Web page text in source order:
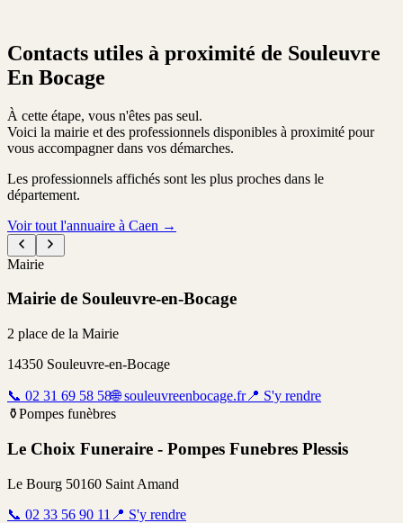
Contacts utiles à proximité de Souleuvre
En Bocage
À cette étape, vous n'êtes pas seul.
Voici la mairie et des professionnels disponibles à proximité pour
vous accompagner dans vos démarches.
Les professionnels affichés sont les plus proches dans le
département.
Voir tout l'annuaire à Caen →
Mairie
Mairie de Souleuvre-en-Bocage
2 place de la Mairie
14350 Souleuvre-en-Bocage
📞 02 31 69 58 58🌐 souleuvreenbocage.fr📍 S'y rendre
⚱️Pompes funèbres
Le Choix Funeraire - Pompes Funebres Plessis
Le Bourg 50160 Saint Amand
📞 02 33 56 90 11 📍 S'y rendre